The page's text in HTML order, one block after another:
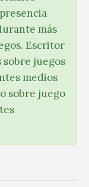
más
Escritor
juegos
medios
sobre juego